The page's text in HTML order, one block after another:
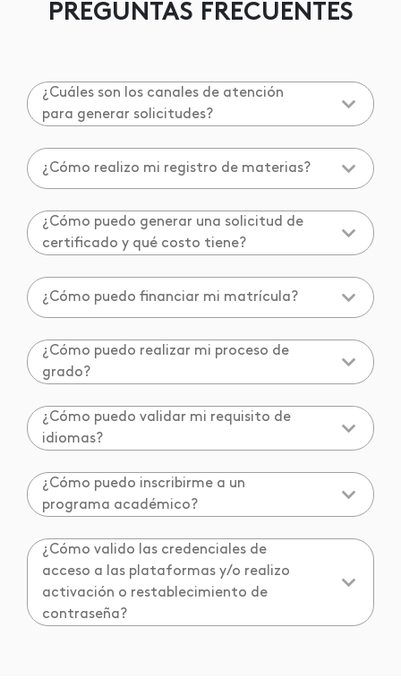
PREGUNTAS FRECUENTES
¿Cuáles son los canales de atención
para generar solicitudes?
¿Cómo realizo mi registro de materias?
¿Cómo puedo generar una solicitud de
certificado y qué costo tiene?
¿Cómo puedo financiar mi matrícula?
¿Cómo puedo realizar mi proceso de
grado?
¿Cómo puedo validar mi requisito de
idiomas?
¿Cómo puedo inscribirme a un
programa académico?
¿Cómo valido las credenciales de
acceso a las plataformas y/o realizo
activación o restablecimiento de
contraseña?